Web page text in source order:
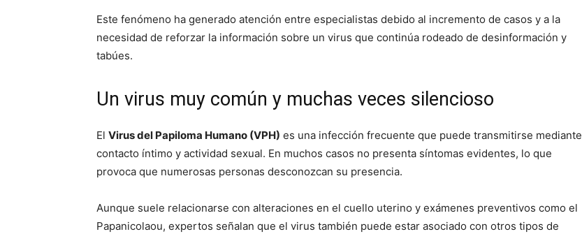
Este fenómeno ha generado atención entre especialistas debido al incremento de casos y a la
necesidad de reforzar la información sobre un virus que continúa rodeado de desinformación y
tabúes.
Un virus muy común y muchas veces silencioso
El Virus del Papiloma Humano (VPH) es una infección frecuente que puede transmitirse mediante
contacto íntimo y actividad sexual. En muchos casos no presenta síntomas evidentes, lo que
provoca que numerosas personas desconozcan su presencia.
Aunque suele relacionarse con alteraciones en el cuello uterino y exámenes preventivos como el
Papanicolaou, expertos señalan que el virus también puede estar asociado con otros tipos de